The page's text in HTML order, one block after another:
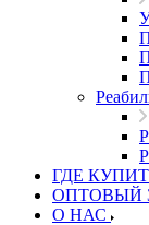
ГДЕ
ОПТОВЫЙ
О НАС